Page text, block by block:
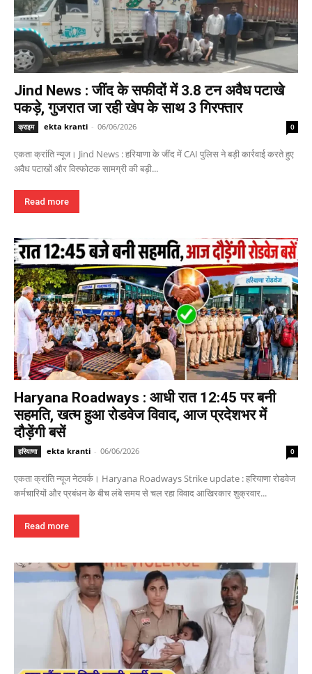
Jind News : जींद के सफीदों में 3.8 टन अवैध पटाखे
पकड़े, गुजरात जा रही खेप के साथ 3 गिरफ्तार
क्राइम ekta kranti - 06/06/2026 0
एकता क्रांति न्यूज। Jind News : हरियाणा के जींद में CAI पुलिस ने बड़ी कार्रवाई करते हुए
अवैध पटाखों और विस्फोटक सामग्री की बड़ी...
Read more
Haryana Roadways : आधी रात 12:45 पर बनी
सहमति, खत्म हुआ रोडवेज विवाद, आज प्रदेशभर में
दौड़ेंगी बसें
हरियाणा ekta kranti - 06/06/2026 0
एकता क्रांति न्यूज नेटवर्क। Haryana Roadways Strike update : हरियाणा रोडवेज
कर्मचारियों और प्रबंधन के बीच लंबे समय से चल रहा विवाद आखिरकार शुक्रवार...
Read more